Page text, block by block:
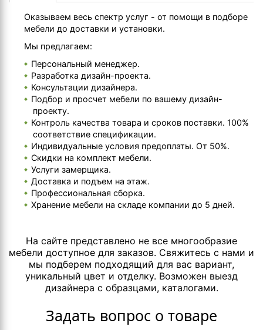
Оказываем весь спектр услуг - от помощи в подборе
мебели до доставки и установки.
Мы предлагаем:
Персональный менеджер.
Разработка дизайн-проекта.
Консультации дизайнера.
Подбор и просчет мебели по вашему дизайн-
проекту.
Контроль качества товара и сроков поставки. 100%
соответствие спецификации.
Индивидуальные условия предоплаты. От 50%.
Скидки на комплект мебели.
Услуги замерщика.
Доставка и подъем на этаж.
Профессиональная сборка.
Хранение мебели на складе компании до 5 дней.
На сайте представлено не все многообразие
мебели доступное для заказов. Свяжитесь с нами и
мы подберем подходящий для вас вариант,
уникальный цвет и отделку. Возможен выезд
дизайнера с образцами, каталогами.
Задать вопрос о товаре